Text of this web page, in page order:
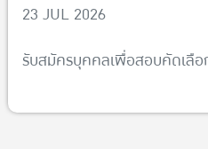
วันที่ 13 พฤศจิกายน พ.ศ. 2569
23 JUL 2026
รับสมัครบุคคลเพื่อสอบคัดเลื